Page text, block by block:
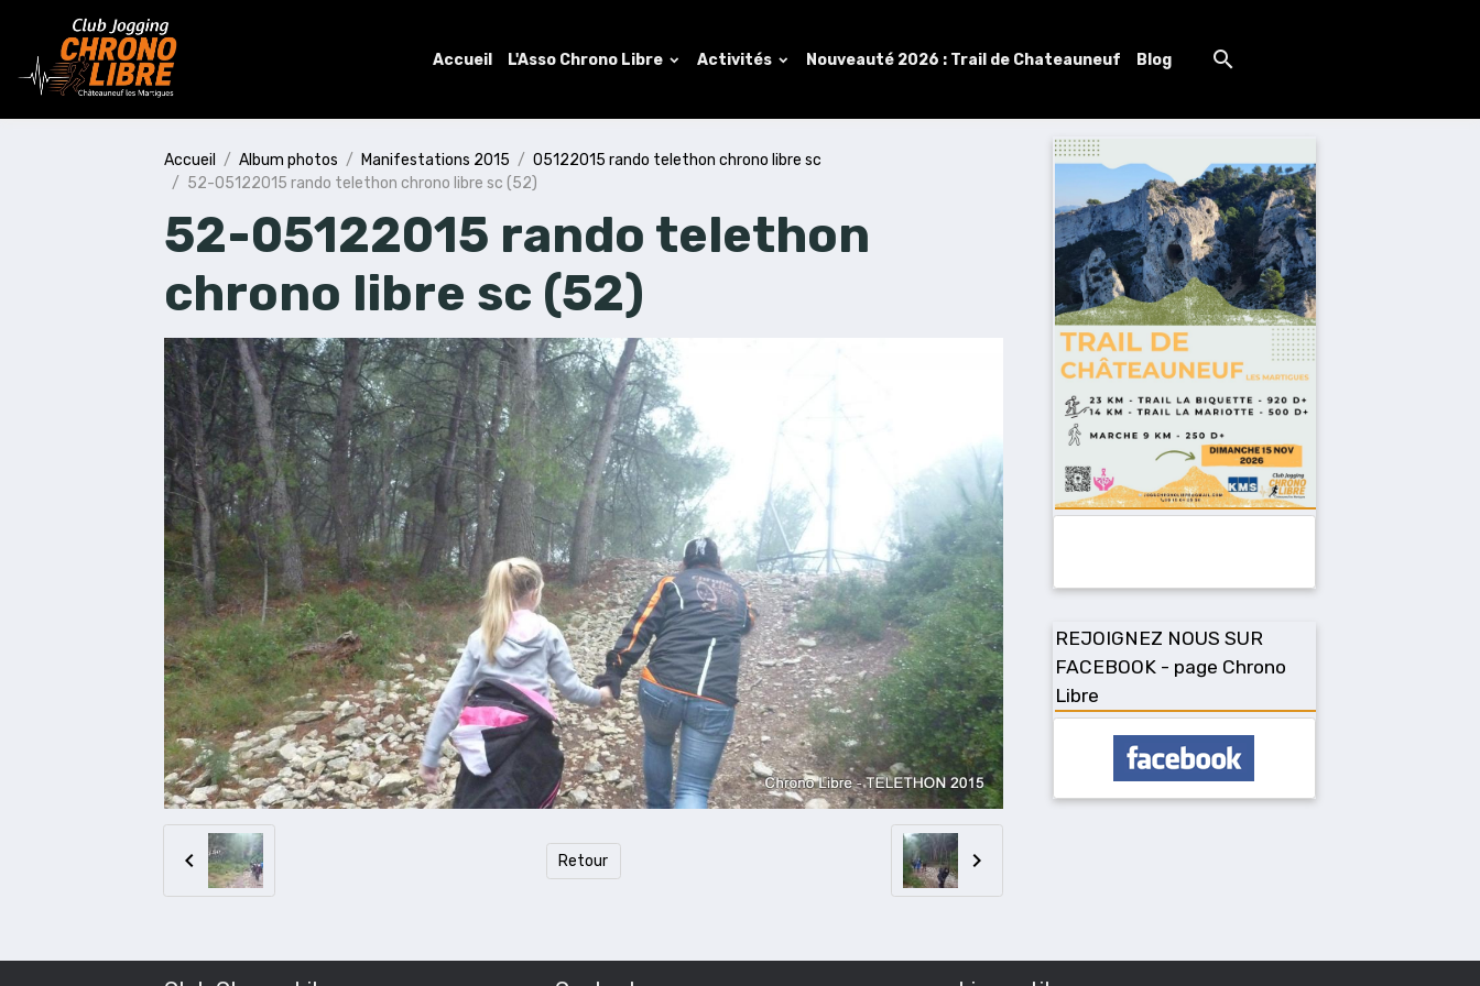
Accueil L'Asso Chrono Libre Activités Nouveauté 2026 : Trail de Chateauneuf Blog
Accueil Album photos Manifestations 2015
05122015 rando telethon chrono libre sc
52-05122015 rando telethon chrono libre sc (52)
52-05122015 rando telethon
chrono libre sc (52)
Retour
REJOIGNEZ NOUS SUR
FACEBOOK - page Chrono
Libre